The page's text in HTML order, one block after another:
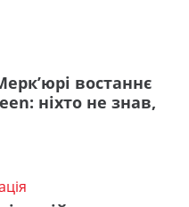
востаннє
ніхто не знав,